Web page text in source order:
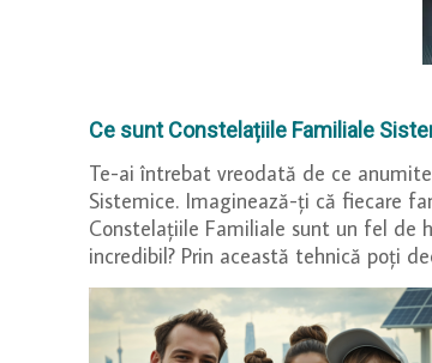
Ce sunt Constelațiile Familiale
Te-ai întrebat vreodată de ce
Sistemice. Imaginează-ți că fiecare
Constelațiile Familiale sunt un fel de
incredibil? Prin această tehnică poți